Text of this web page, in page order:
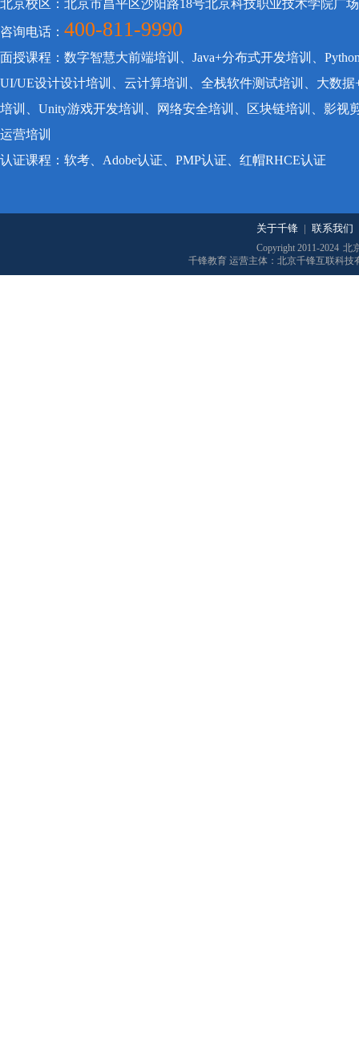
北京校区：北京市昌平区沙阳路18号北京科技职业技术学院广
咨询电话： 400-811-9990
面授课程：数字智慧大前端培训、Java+分布式开发培训、
UI/UE设计设计培训、云计算培训、全栈软件测试培训、大数
培训、Unity游戏开发培训、网络安全培训、区块链培训、影视
运营培训
认证课程：软考、Adobe认证、PMP认证、红帽RHCE认证
关于千锋 | 联系我们
Copyright 2011-2024 北
千锋教育 运营主体：北京千锋互联科